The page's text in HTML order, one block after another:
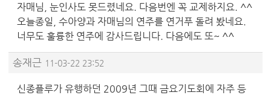
자매님, 눈인사도 못드렸네요. 다음번엔 꼭 교제하지요. ^^
오늘종일, 수아양과 자매님의 연주를 연거푸 돌려 봤네요.
너무도 훌륭한 연주에 감사드립니다. 다음에도 또~ ^^
송재근 11-03-22 23:52
신종플루가 유행하던 2009년 그때 금요기도회에 자주 등